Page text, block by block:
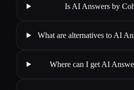
Is AI Answers by
What are alternatives to AI
Where can I get AI